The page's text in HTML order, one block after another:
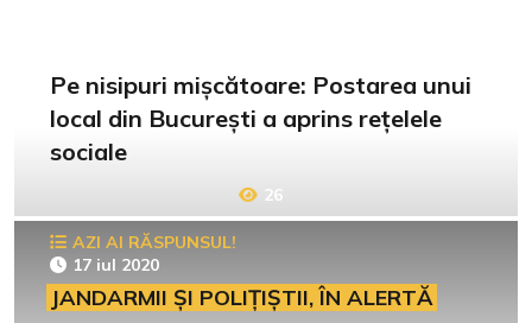
Pe nisipuri mișcătoare: Postarea unui
local din București a aprins rețelele
sociale
26
AZI AI RĂSPUNSUL!
17 iul 2020
JANDARMII ȘI POLIȚIȘTII, ÎN ALERTĂ